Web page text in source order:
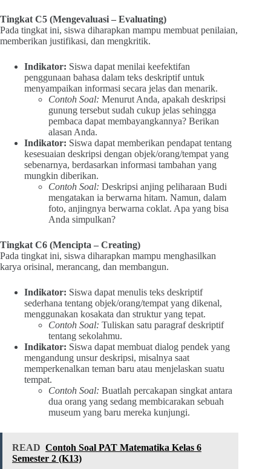
Tingkat C5 (Mengevaluasi – Evaluating)
Pada tingkat ini, siswa diharapkan mampu membuat penilaian,
memberikan justifikasi, dan mengkritik.
Indikator: Siswa dapat menilai keefektifan
penggunaan bahasa dalam teks deskriptif untuk
menyampaikan informasi secara jelas dan menarik.
Contoh Soal: Menurut Anda, apakah deskripsi
gunung tersebut sudah cukup jelas sehingga
pembaca dapat membayangkannya? Berikan
alasan Anda.
Indikator: Siswa dapat memberikan pendapat tentang
kesesuaian deskripsi dengan objek/orang/tempat yang
sebenarnya, berdasarkan informasi tambahan yang
mungkin diberikan.
Contoh Soal: Deskripsi anjing peliharaan Budi
mengatakan ia berwarna hitam. Namun, dalam
foto, anjingnya berwarna coklat. Apa yang bisa
Anda simpulkan?
Tingkat C6 (Mencipta – Creating)
Pada tingkat ini, siswa diharapkan mampu menghasilkan
karya orisinal, merancang, dan membangun.
Indikator: Siswa dapat menulis teks deskriptif
sederhana tentang objek/orang/tempat yang dikenal,
menggunakan kosakata dan struktur yang tepat.
Contoh Soal: Tuliskan satu paragraf deskriptif
tentang sekolahmu.
Indikator: Siswa dapat membuat dialog pendek yang
mengandung unsur deskripsi, misalnya saat
memperkenalkan teman baru atau menjelaskan suatu
tempat.
Contoh Soal: Buatlah percakapan singkat antara
dua orang yang sedang membicarakan sebuah
museum yang baru mereka kunjungi.
READ Contoh Soal PAT Matematika Kelas 6
Semester 2 (K13)